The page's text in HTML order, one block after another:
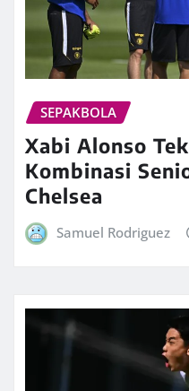
SEPAKBOLA
Xabi Alonso
Kombinasi
Chelsea
Samuel Rodriguez